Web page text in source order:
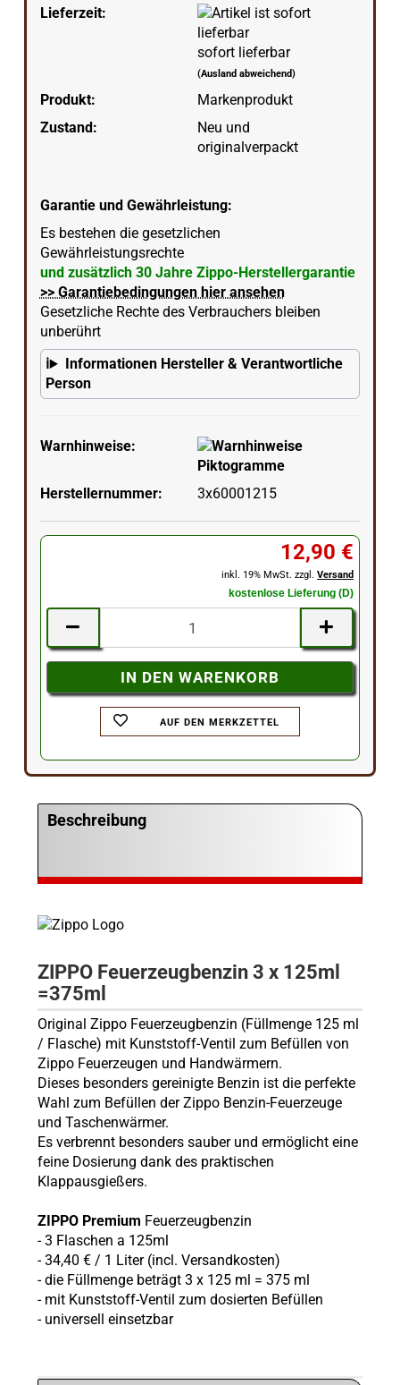
Lieferzeit:
sofort lieferbar
(Ausland abweichend)
Produkt:
Markenprodukt
Zustand:
Neu und
originalverpackt
Garantie und Gewährleistung:
Es bestehen die gesetzlichen
Gewährleistungsrechte
und zusätzlich 30 Jahre Zippo-Herstellergarantie
>> Garantiebedingungen hier ansehen
Gesetzliche Rechte des Verbrauchers bleiben
unberührt
Informationen Hersteller & Verantwortliche
Person
Warnhinweise:
Herstellernummer: 3x60001215
12,90 €
inkl. 19% MwSt. zzgl.Versand
kostenlose Lieferung (D)
AUF DEN MERKZETTEL
Beschreibung
ZIPPO Feuerzeugbenzin 3 x 125ml
=375ml
Original Zippo Feuerzeugbenzin (Füllmenge 125 ml
/ Flasche) mit Kunststoff-Ventil zum Befüllen von
Zippo Feuerzeugen und Handwärmern.
Dieses besonders gereinigte Benzin ist die perfekte
Wahl zum Befüllen der Zippo Benzin-Feuerzeuge
und Taschenwärmer.
Es verbrennt besonders sauber und ermöglicht eine
feine Dosierung dank des praktischen
Klappausgießers.
ZIPPO Premium Feuerzeugbenzin
- 3 Flaschen a 125ml
- 34,40 € / 1 Liter (incl. Versandkosten)
- die Füllmenge beträgt 3 x 125 ml = 375 ml
- mit Kunststoff-Ventil zum dosierten Befüllen
- universell einsetzbar